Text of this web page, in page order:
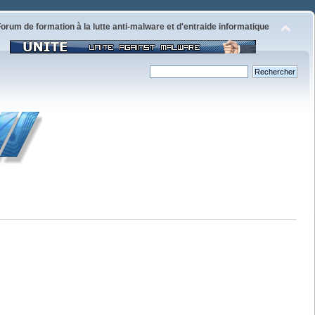
de formation à la lutte anti-malware et d'entraide informatique